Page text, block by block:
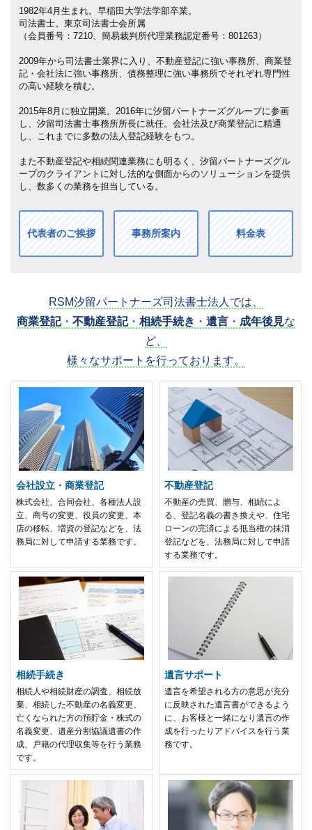
1982年4月生まれ。早稲田大学法学部卒業。
司法書士。東京司法書士会所属
（会員番号：7210、簡易裁判所代理業務認定番号：801263）
2009年から司法書士業界に入り、不動産登記に強い事務所、商業登
記・会社法に強い事務所、債務整理に強い事務所でそれぞれ専門性
の高い経験を積む。
2015年8月に独立開業。2016年に汐留パートナーズグループに参画
し、汐留司法書士事務所所長に就任。会社法及び商業登記に精通
し、これまでに多数の法人登記経験をもつ。
また不動産登記や相続関連業務にも明るく、汐留パートナーズグル
ープのクライアントに対し法的な側面からのソリューションを提供
し、数多くの業務を担当している。
代表者のご挨拶 事務所案内 料金表
RSM汐留パートナーズ司法書士法人では、
商業登記・ 不動産登記・ 相続手続き ・ 遺言 ・ 成年後見な
ど、
様々なサポートを行っております。
会社設立・商業登記
株式会社、合同会社、各種法人設
立、商号の変更、役員の変更、本
店の移転、増資の登記などを、法
務局に対して申請する業務です。
不動産登記
不動産の売買、贈与、相続によ
る、登記名義の書き換えや、住宅
ローンの完済による抵当権の抹消
登記などを、法務局に対して申請
する業務です。
相続手続き
相続人や相続財産の調査、相続放
棄、相続した不動産の名義変更、
亡くなられた方の預貯金・株式の
名義変更、遺産分割協議遺書の作
成、戸籍の代理収集等を行う業務
です。
遺言サポート
遺言を希望される方の意思が充分
に反映された遺言書ができるよう
に、お客様と一緒になり遺言の作
成を行ったりアドバイスを行う業
務です。